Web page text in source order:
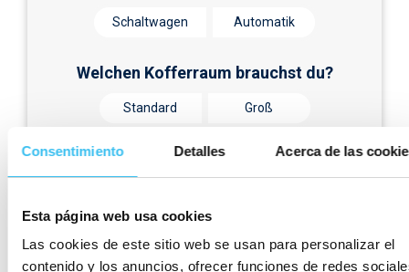
Consentimiento Detalles Acerca de las
Esta página web usa cookies
Las cookies de este sitio web se usan para personalizar el
contenido y los anuncios, ofrecer funciones de redes
Schaltwagen Automatik
Welchen Kofferraum brauchst du?
Standard Groß
Vielleichtpasst eine
dieser Optionenbesser